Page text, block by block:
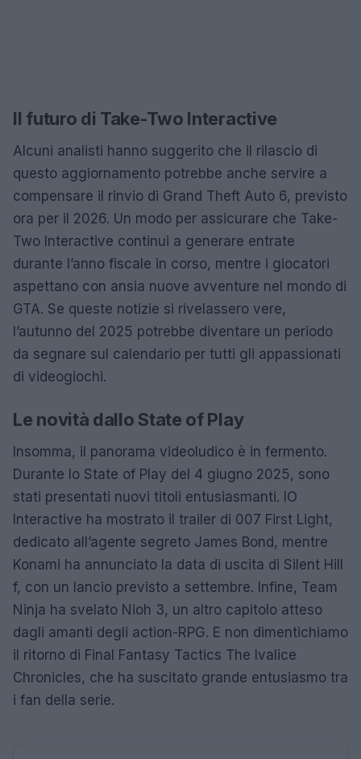
Il futuro di Take-Two Interactive
Alcuni analisti hanno suggerito che il rilascio di
questo aggiornamento potrebbe anche servire a
compensare il rinvio di Grand Theft Auto 6, previsto
ora per il 2026. Un modo per assicurare che Take-
Two Interactive continui a generare entrate
durante l’anno fiscale in corso, mentre i giocatori
aspettano con ansia nuove avventure nel mondo di
GTA. Se queste notizie si rivelassero vere,
l’autunno del 2025 potrebbe diventare un periodo
da segnare sul calendario per tutti gli appassionati
di videogiochi.
Le novità dallo State of Play
Insomma, il panorama videoludico è in fermento.
Durante lo State of Play del 4 giugno 2025, sono
stati presentati nuovi titoli entusiasmanti. IO
Interactive ha mostrato il trailer di 007 First Light,
dedicato all’agente segreto James Bond, mentre
Konami ha annunciato la data di uscita di Silent Hill
f, con un lancio previsto a settembre. Infine, Team
Ninja ha svelato Nioh 3, un altro capitolo atteso
dagli amanti degli action-RPG. E non dimentichiamo
il ritorno di Final Fantasy Tactics The Ivalice
Chronicles, che ha suscitato grande entusiasmo tra
i fan della serie.